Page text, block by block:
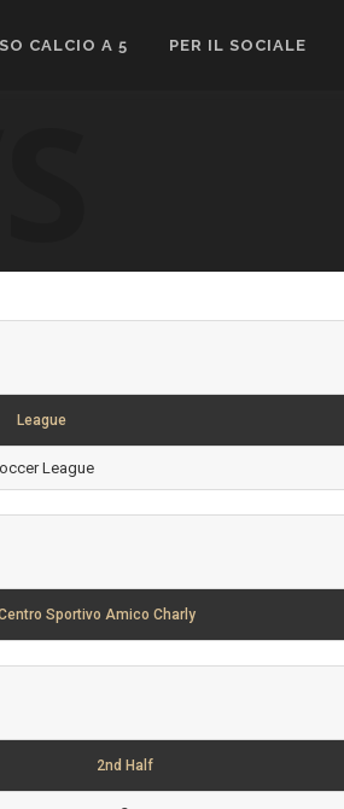
CALCIO A 5 PER IL SOCIALE
League
League
Sportivo Amico Charly
2nd Half